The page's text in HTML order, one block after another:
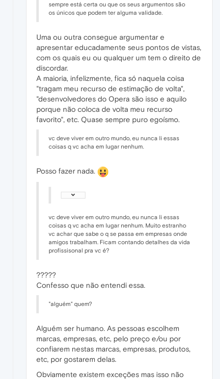
sempre está certa ou que os seus argumentos são
os únicos que podem ter alguma validade.
Uma ou outra consegue argumentar e
apresentar educadamente seus pontos de vistas,
com os quais eu ou qualquer um tem o direito de
discordar.
A maioria, infelizmente, fica só naquela coisa
"tragam meu recurso de estimação de volta",
"desenvolvedores do Opera são isso e aquilo
porque não coloca de volta meu recurso
favorito", etc. Quase sempre puro egoísmo.
vc deve viver em outro mundo, eu nunca li essas
coisas q vc acha em lugar nenhum.
Posso fazer nada.
vc deve viver em outro mundo, eu nunca li essas
coisas q vc acha em lugar nenhum. Muito estranho
vc achar que sabe o q se passa em empresas onde
amigos trabalham. Ficam contando detalhes da vida
profissisonal pra vc é?
?????
Confesso que não entendi essa.
"alguém" quem?
Alguém ser humano. As pessoas escolhem
marcas, empresas, etc, pelo preço e/ou por
confiarem nestas marcas, empresas, produtos,
etc, por gostarem delas.
Obviamente existem exceções mas isso não